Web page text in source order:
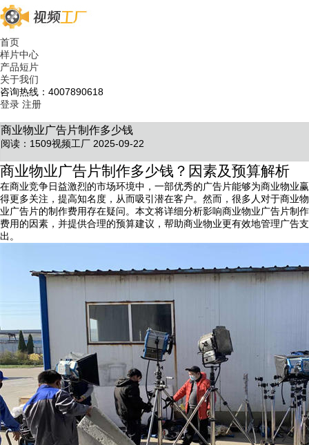
首页
样片中心
产品短片
关于我们
咨询热线：4007890618
登录 注册
商业物业广告片制作多少钱
阅读：1509视频工厂 2025-09-22
商业物业广告片制作多少钱？因素及预算解析
在商业竞争日益激烈的市场环境中，一部优秀的广告片能够为商业物业赢
得更多关注，提高知名度，从而吸引潜在客户。然而，很多人对于商业物
业广告片的制作费用存在疑问。本文将详细分析影响商业物业广告片制作
费用的因素，并提供合理的预算建议，帮助商业物业更有效地管理广告支
出。